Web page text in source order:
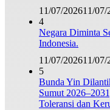
11/07/202611/07/
4
Negara Diminta
Indonesia.
11/07/202611/07/
5
Bunda Yin
Sumut
Toleransi dan